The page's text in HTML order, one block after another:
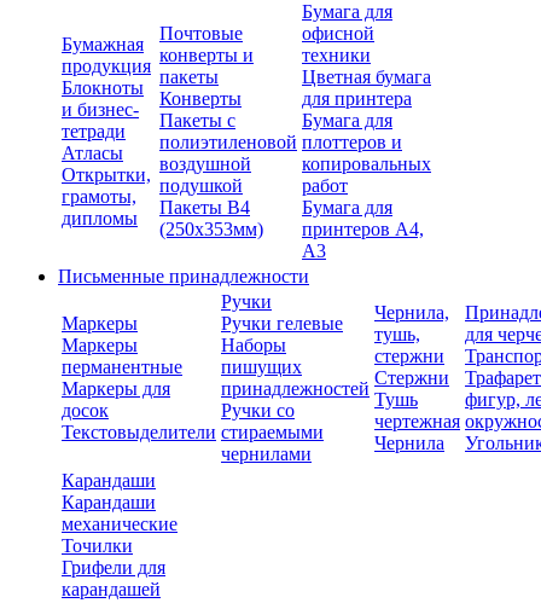
Бумажная
продукция
Блокноты
и бизнес-
тетради
Атласы
Открытки,
грамоты,
дипломы
Почтовые
конверты и
пакеты
Конверты
Пакеты с
полиэтиленовой
воздушной
подушкой
Пакеты В4
(250х353мм)
Бумага для
офисной
техники
Цветная бумага
для принтера
Бумага для
плоттеров и
копировальных
работ
Бумага для
принтеров А4,
А3
Письменные принадлежности
Маркеры
Маркеры
перманентные
Маркеры для
досок
Текстовыделители
Ручки
Ручки гелевые
Наборы
пишущих
принадлежностей
Ручки со
стираемыми
чернилами
Чернила,
тушь,
стержни
Стержни
Тушь
чертежная
Чернила
для
фигур,
Карандаши
Карандаши
механические
Точилки
Грифели для
карандашей